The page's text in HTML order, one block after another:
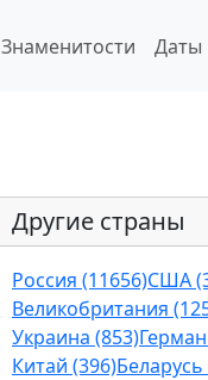
Знаменитости Даты
Другие страны
Россия (11656)США
Великобритания
Украина (853)
Китай (396)Беларусь